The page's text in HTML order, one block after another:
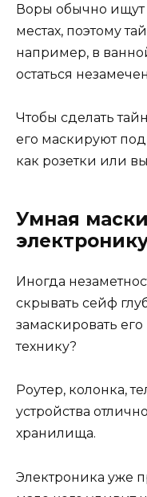
Воры обычно
местах, поэтому
например, в
остаться
Чтобы сделать
его маскируют
как розетки или
Умная
Иногда
скрывать сейф
замаскировать
технику?
Роутер, колонка,
устройства
хранилища.
Электроника уже